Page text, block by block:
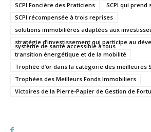
SCPI Foncière des Praticiens
SCPI qui prend
SCPI récompensée à trois reprises
solutions immobilières adaptées aux
stratégie d’investissement qui participe au
système de santé accessible à tous
transition énergétique et de la mobilité
Trophée d’or dans la catégorie des meilleures
Trophées des Meilleurs Fonds Immobiliers
Victoires de la Pierre-Papier de Gestion de